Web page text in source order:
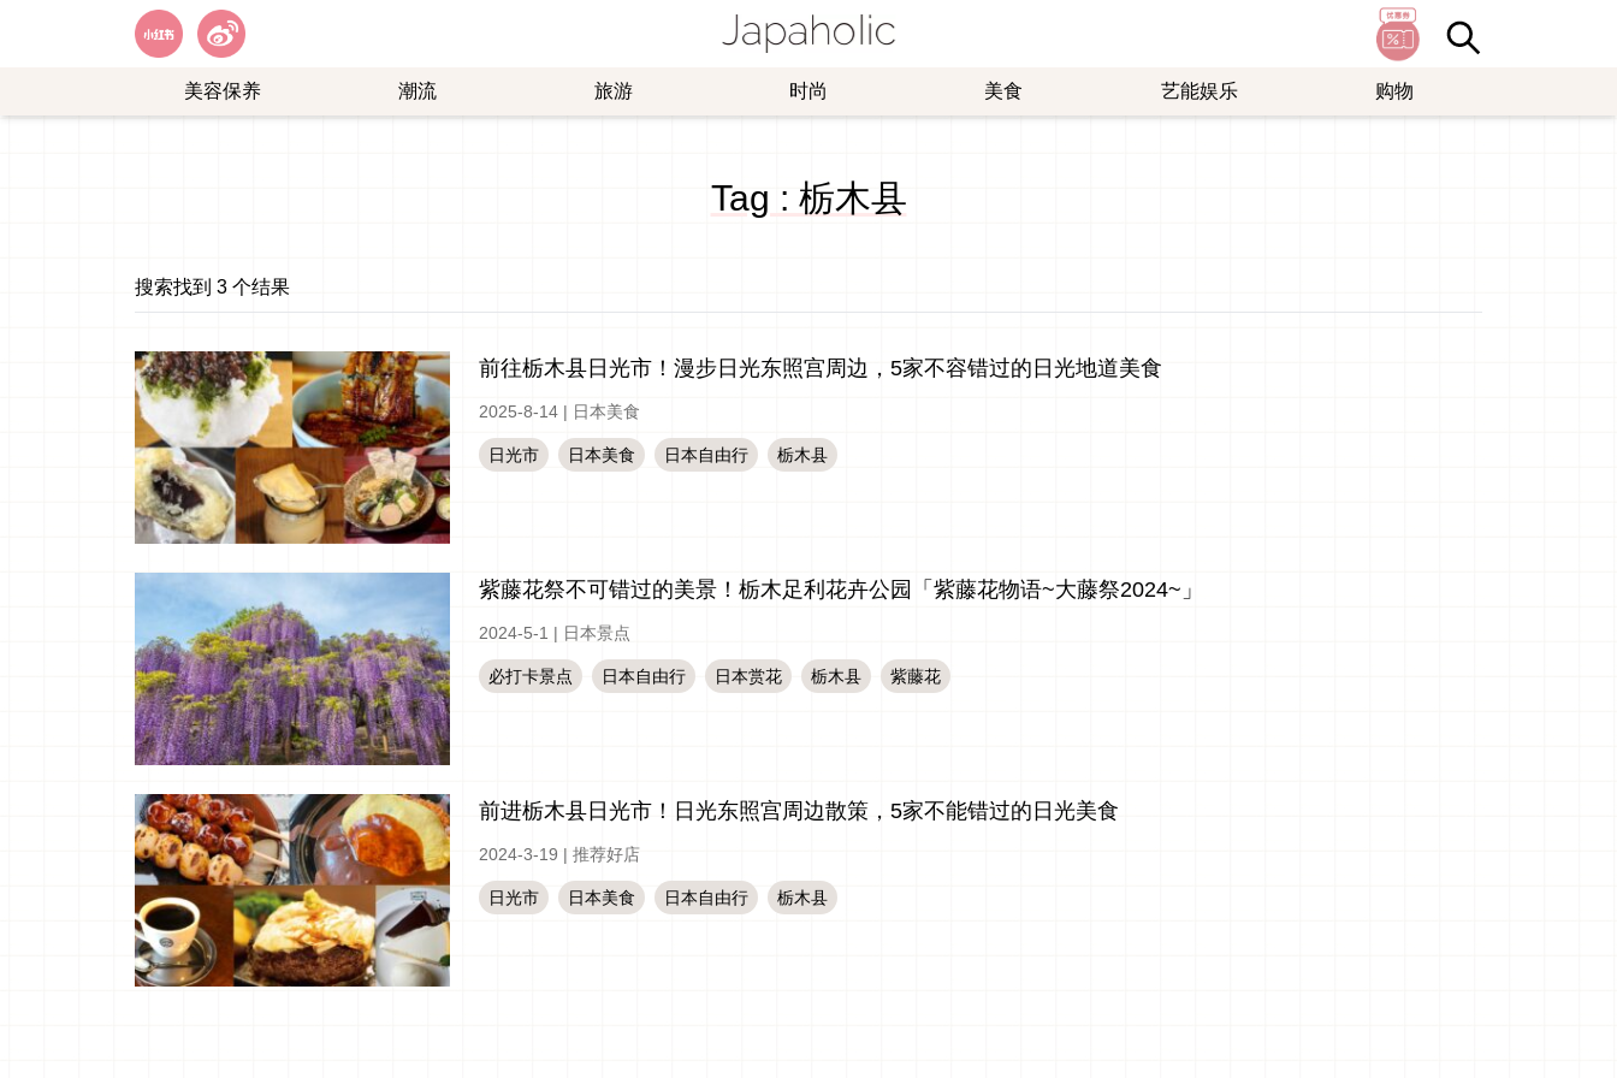
美容保养 潮流 旅游 时尚 美食 艺能娱乐
购物
Tag : 栃木县
搜索找到 3 个结果
前往栃木县日光市！漫步日光东照宫周边，5家不容错过的日光地道美食
2025-8-14 | 日本美食
日光市 日本美食 日本自由行 栃木县
紫藤花祭不可错过的美景！栃木足利花卉公园「紫藤花物语~大藤祭2024~」
2024-5-1 | 日本景点
必打卡景点 日本自由行 日本赏花 栃木县 紫藤花
前进栃木县日光市！日光东照宫周边散策，5家不能错过的日光美食
2024-3-19 | 推荐好店
日光市 日本美食 日本自由行 栃木县